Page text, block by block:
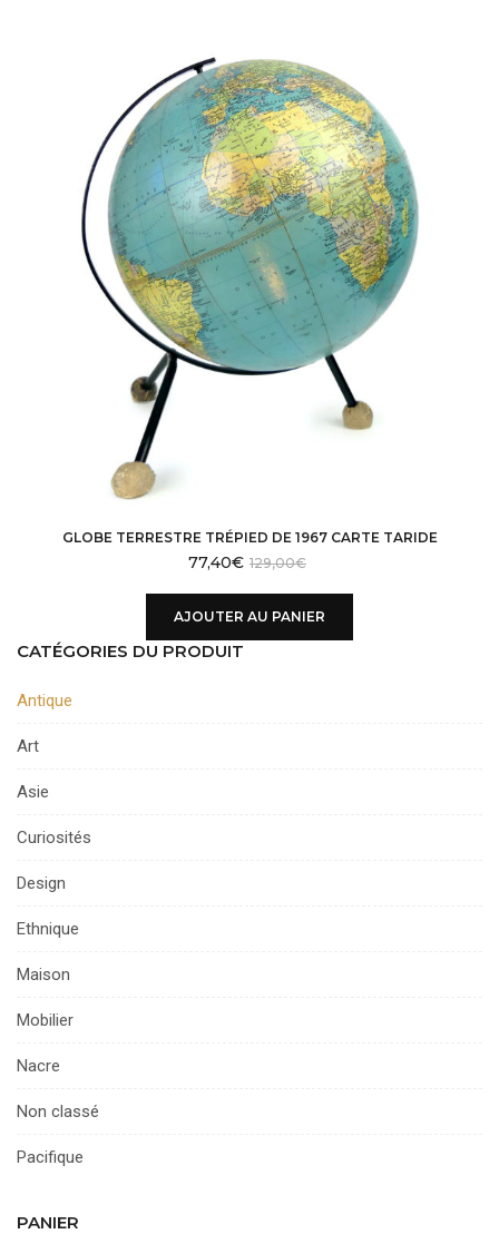
GLOBE TERRESTRE TRÉPIED DE 1967 CARTE TARIDE
129,00€
77,40€
AJOUTER AU PANIER
CATÉGORIES DU PRODUIT
Antique
Art
Asie
Curiosités
Design
Ethnique
Maison
Mobilier
Nacre
Non classé
Pacifique
PANIER